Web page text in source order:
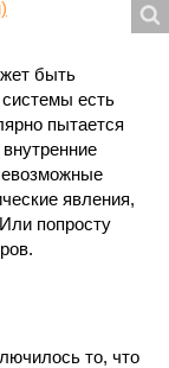
быть
есть
пытается
явления,
попросту
то, что